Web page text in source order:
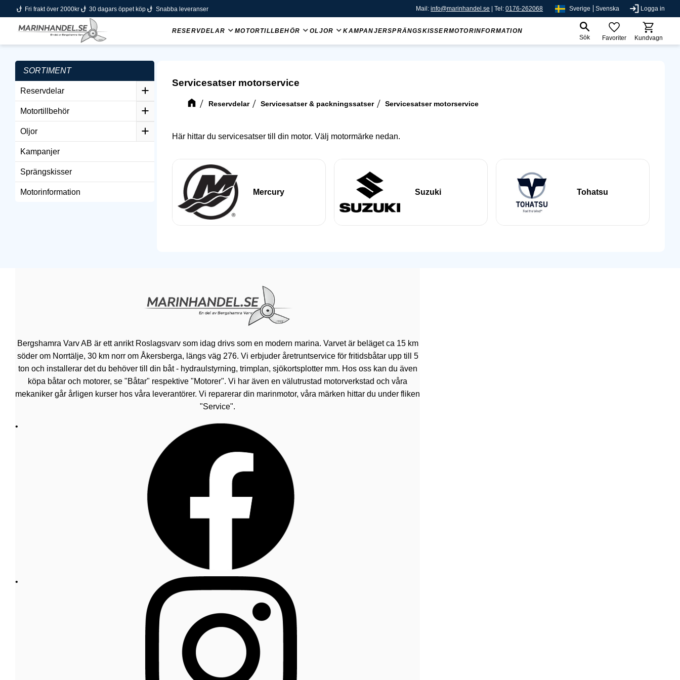
phishing Fri frakt över 2000kr phishing 30 dagars öppet köp phishing Snabba leveranser Mail:info@marinhandel.se | Tel:0176-262068 Sverige Svenska Logga in
RESERVDELAR MOTORTILLBEHÖR OLJOR KAMPANJERSPRÄNGSKISSERMOTORINFORMATION
Sök
Favoriter Kundvagn
Servicesatser motorservice
Reservdelar Servicesatser & packningssatser Servicesatser motorservice
Här hittar du servicesatser till din motor. Välj motormärke nedan.
Mercury Suzuki Tohatsu
SORTIMENT
Reservdelar
Motortillbehör
Oljor
Kampanjer
Sprängskisser
Motorinformation
Bergshamra Varv AB är ett anrikt Roslagsvarv som idag drivs som en modern marina. Varvet är beläget ca 15 km
söder om Norrtälje, 30 km norr om Åkersberga, längs väg 276. Vi erbjuder åretruntservice för fritidsbåtar upp till 5
ton och installerar det du behöver till din båt - hydraulstyrning, trimplan, sjökortsplotter mm. Hos oss kan du även
köpa båtar och motorer, se "Båtar" respektive "Motorer". Vi har även en välutrustad motorverkstad och våra
mekaniker går årligen kurser hos våra leverantörer. Vi reparerar din marinmotor, våra märken hittar du under fliken
"Service".